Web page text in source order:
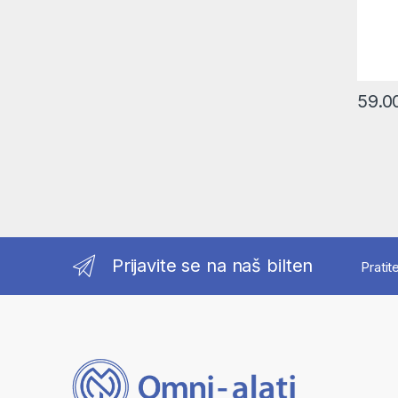
Prijavite se na naš bilten